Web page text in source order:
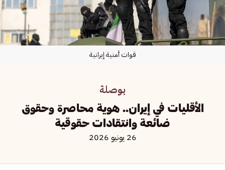
بوصلة
الأقليات في إيران.. هوية محاصرة وحقوق
ضائعة وانتقادات حقوقية
26 يونيو 2026
قوات أمنية إيرانية